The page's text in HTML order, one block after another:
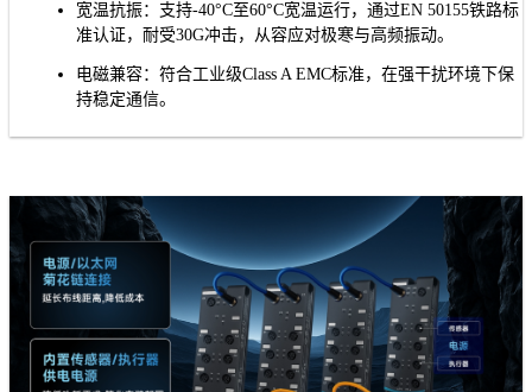
宽温抗振：支持-40°C至60°C宽温运行，通过EN 50155铁路标
准认证，耐受30G冲击，从容应对极寒与高频振动。
电磁兼容：符合工业级Class A EMC标准，在强干扰环境下保
持稳定通信。